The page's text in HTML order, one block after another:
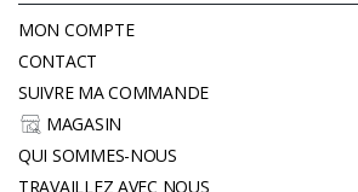
MON COMPTE
CONTACT
SUIVRE MA COMMANDE
MAGASIN
QUI SOMMES-NOUS
TRAVAILLEZ AVEC NOUS